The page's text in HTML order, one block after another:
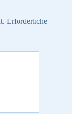
09.52.41
Erforderliche